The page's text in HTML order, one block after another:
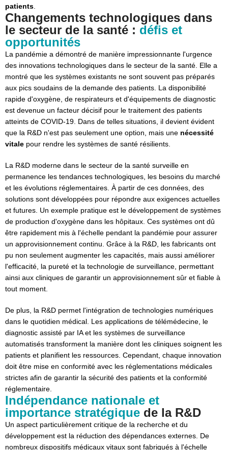
patients
Changements technologiques dans
le secteur de la santé : défis et
opportunités
La pandémie a démontré de manière impressionnante l'urgence
des innovations technologiques dans le secteur de la santé. Elle a
montré que les systèmes existants ne sont souvent pas préparés
aux pics soudains de la demande des patients. La disponibilité
rapide d'oxygène, de respirateurs et d'équipements de diagnostic
est devenue un facteur décisif pour le traitement des patients
atteints de COVID-19. Dans de telles situations, il devient évident
que la R&D n'est pas seulement une option, mais une nécessité
vitale pour rendre les systèmes de santé résilients.
La R&D moderne dans le secteur de la santé surveille en
permanence les tendances technologiques, les besoins du marché
et les évolutions réglementaires. À partir de ces données, des
solutions sont développées pour répondre aux exigences actuelles
et futures. Un exemple pratique est le développement de systèmes
de production d'oxygène dans les hôpitaux. Ces systèmes ont dû
être rapidement mis à l'échelle pendant la pandémie pour assurer
un approvisionnement continu. Grâce à la R&D, les fabricants ont
pu non seulement augmenter les capacités, mais aussi améliorer
l'efficacité, la pureté et la technologie de surveillance, permettant
ainsi aux cliniques de garantir un approvisionnement sûr et fiable à
tout moment.
De plus, la R&D permet l'intégration de technologies numériques
dans le quotidien médical. Les applications de télémédecine, le
diagnostic assisté par IA et les systèmes de surveillance
automatisés transforment la manière dont les cliniques soignent les
patients et planifient les ressources. Cependant, chaque innovation
doit être mise en conformité avec les réglementations médicales
strictes afin de garantir la sécurité des patients et la conformité
réglementaire.
Indépendance nationale et
importance stratégique de la R&D
Un aspect particulièrement critique de la recherche et du
développement est la réduction des dépendances externes. De
nombreux dispositifs médicaux vitaux sont fabriqués à l'échelle